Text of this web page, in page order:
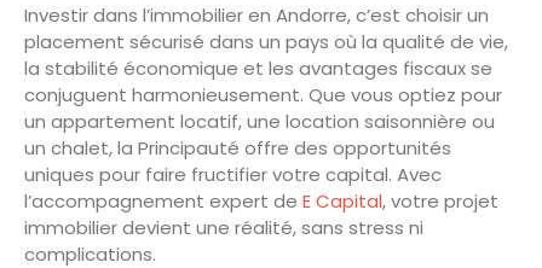
Investir dans l’immobilier en Andorre, c’est choisir un
placement sécurisé dans un pays où la qualité de vie,
la stabilité économique et les avantages fiscaux se
conjuguent harmonieusement. Que vous optiez pour
un appartement locatif, une location saisonnière ou
un chalet, la Principauté offre des opportunités
uniques pour faire fructifier votre capital. Avec
l’accompagnement expert de E Capital, votre projet
immobilier devient une réalité, sans stress ni
complications.